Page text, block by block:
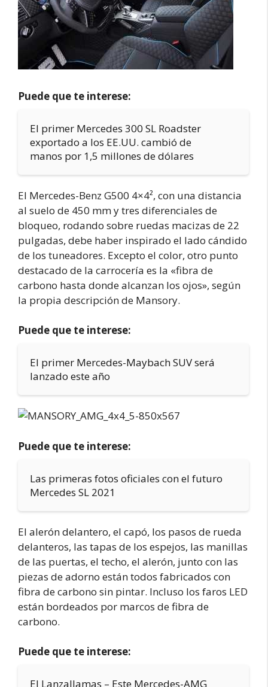
Puede que te interese:
El primer Mercedes 300 SL Roadster
exportado a los EE.UU. cambió de
manos por 1,5 millones de dólares
El Mercedes-Benz G500 4×4², con una distancia
al suelo de 450 mm y tres diferenciales de
bloqueo, rodando sobre ruedas macizas de 22
pulgadas, debe haber inspirado el lado cándido
de los tuneadores. Excepto el color, otro punto
destacado de la carrocería es la «fibra de
carbono hasta donde alcanzan los ojos», según
la propia descripción de Mansory.
Puede que te interese:
El primer Mercedes-Maybach SUV será
lanzado este año
Puede que te interese:
Las primeras fotos oficiales con el futuro
Mercedes SL 2021
El alerón delantero, el capó, los pasos de rueda
delanteros, las tapas de los espejos, las manillas
de las puertas, el techo, el alerón, junto con las
piezas de adorno están todos fabricados con
fibra de carbono sin pintar. Incluso los faros LED
están bordeados por marcos de fibra de
carbono.
Puede que te interese:
El Lanzallamas – Este Mercedes-AMG